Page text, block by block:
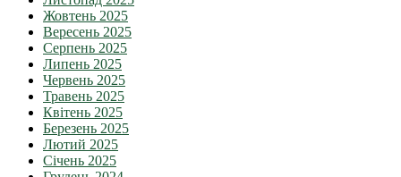
Жовтень 2025
Вересень 2025
Серпень 2025
Липень 2025
Червень 2025
Травень 2025
Квітень 2025
Березень 2025
Лютий 2025
Січень 2025